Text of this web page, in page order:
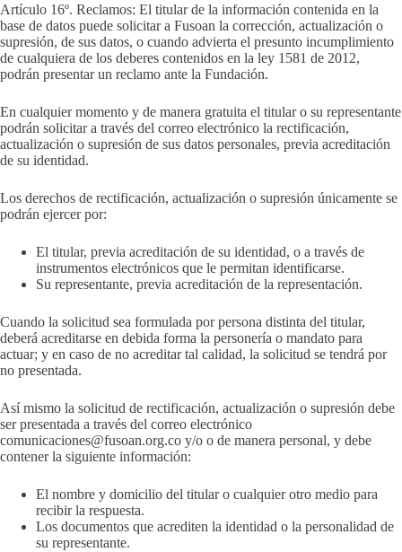
Artículo 16º. Reclamos: El titular de la información contenida en la
base de datos puede solicitar a Fusoan la corrección, actualización o
supresión, de sus datos, o cuando advierta el presunto incumplimiento
de cualquiera de los deberes contenidos en la ley 1581 de 2012,
podrán presentar un reclamo ante la Fundación.
En cualquier momento y de manera gratuita el titular o su representante
podrán solicitar a través del correo electrónico la rectificación,
actualización o supresión de sus datos personales, previa acreditación
de su identidad.
Los derechos de rectificación, actualización o supresión únicamente se
podrán ejercer por:
El titular, previa acreditación de su identidad, o a través de
instrumentos electrónicos que le permitan identificarse.
Su representante, previa acreditación de la representación.
Cuando la solicitud sea formulada por persona distinta del titular,
deberá acreditarse en debida forma la personería o mandato para
actuar; y en caso de no acreditar tal calidad, la solicitud se tendrá por
no presentada.
Así mismo la solicitud de rectificación, actualización o supresión debe
ser presentada a través del correo electrónico
comunicaciones@fusoan.org.co y/o o de manera personal, y debe
contener la siguiente información:
El nombre y domicilio del titular o cualquier otro medio para
recibir la respuesta.
Los documentos que acrediten la identidad o la personalidad de
su representante.